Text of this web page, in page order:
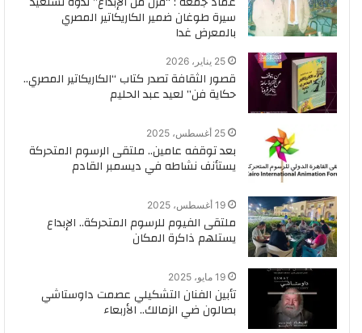
سيرة طوغان ضمير الكاريكاتير المصري
بالمعرض غدا
25 يناير، 2026
قصور الثقافة تصدر كتاب “الكاريكاتير المصري..
حكاية فن” لعيد عبد الحليم
25 أغسطس، 2025
بعد توقفه عامين.. ملتقى الرسوم المتحركة
يستأنف نشاطه في ديسمبر القادم
19 أغسطس، 2025
ملتقى الفيوم للرسوم المتحركة.. الإبداع
يستلهم ذاكرة المكان
19 مايو، 2025
تأبين الفنان التشكيلي عصمت داوستاشي
بصالون ضي الزمالك.. الأربعاء